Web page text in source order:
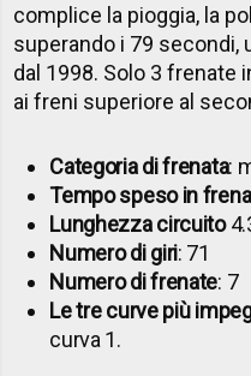
complice la pioggia, la
superando i 79 secondi,
dal 1998. Solo 3 frenate
ai freni superiore al
Categoria di frenata:
Tempo speso in
Lunghezza circuito
Numero di giri: 71
Numero di frenate: 7
Le tre curve più
curva 1.